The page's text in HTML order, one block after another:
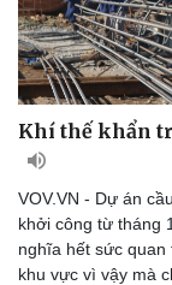
Khí thế khẩn
VOV.VN - Dự án
khởi công từ tháng
nghĩa hết sức quan
khu vực vì vậy mà